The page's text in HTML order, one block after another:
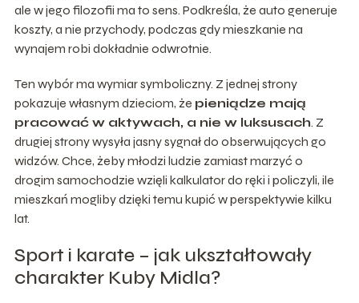
ale w jego filozofii ma to sens. Podkreśla, że auto generuje
koszty, a nie przychody, podczas gdy mieszkanie na
wynajem robi dokładnie odwrotnie.
Ten wybór ma wymiar symboliczny. Z jednej strony
pokazuje własnym dzieciom, że pieniądze mają
pracować w aktywach, a nie w luksusach. Z
drugiej strony wysyła jasny sygnał do obserwujących go
widzów. Chce, żeby młodzi ludzie zamiast marzyć o
drogim samochodzie wzięli kalkulator do ręki i policzyli, ile
mieszkań mogliby dzięki temu kupić w perspektywie kilku
lat.
Sport i karate – jak ukształtowały
charakter Kuby Midla?